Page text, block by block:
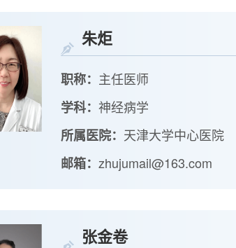
朱炬
职称： 主任医师
学科： 神经病学
所属医院： 天津大学中心医院
邮箱： zhujumail@163.com
张金卷